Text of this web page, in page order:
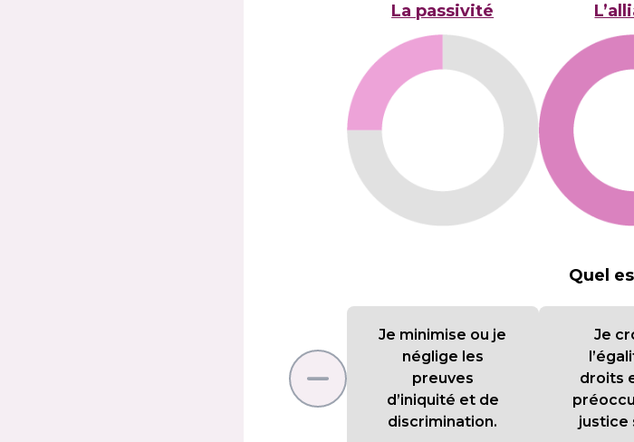
La passivité
Quel
Je minimise ou je
néglige les
preuves
d’iniquité et de
discrimination.
Je
droits
justice